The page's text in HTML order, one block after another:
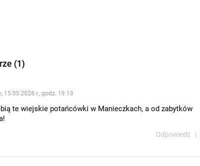
(1)
15.05.2026 r., godz. 19.13
te wiejskie potańcówki w Manieczkach, a od zabytków
Odpowiedz